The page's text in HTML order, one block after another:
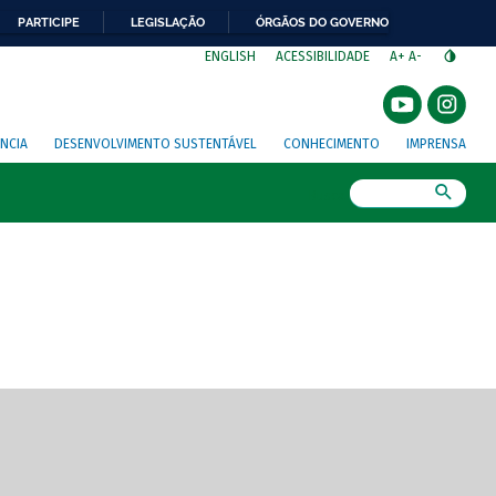
PARTICIPE LEGISLAÇÃO ÓRGÃOS DO GOVERNO
ENGLISH ACESSIBILIDADE A+ A-
DESENVOLVIMENTO SUSTENTÁVEL CONHECIMENTO IMPRENSA
de tela